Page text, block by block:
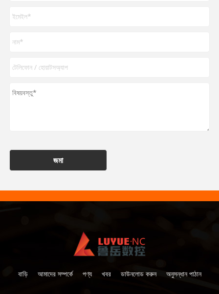
জমা
বাড়ি আমাদের সম্পর্কে পণ্য খবর ডাউনলোড করুন অনুসন্ধান পাঠান